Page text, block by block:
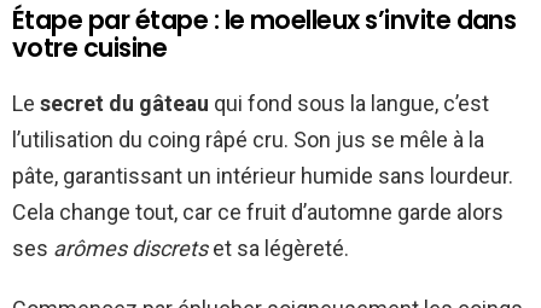
Étape par étape : le moelleux s’invite dans
votre cuisine
Le secret du gâteau qui fond sous la langue, c’est
l’utilisation du coing râpé cru. Son jus se mêle à la
pâte, garantissant un intérieur humide sans lourdeur.
Cela change tout, car ce fruit d’automne garde alors
ses arômes discretset sa légèreté.